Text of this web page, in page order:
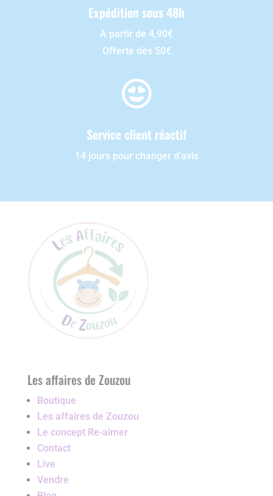
Expédition sous 48h
A partir de 4,90€
Offerte dès 50€

Service client réactif
14 jours pour changer d'avis
Les affaires de Zouzou
Boutique
Les affaires de Zouzou
Le concept Re-aimer
Contact
Live
Vendre